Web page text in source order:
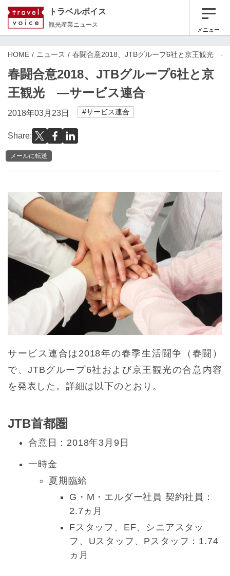
トラベルボイス
観光産業ニュース
メニュー
HOME ニュース 春闘合意2018、JTBグループ6社と京王観光 ―
春闘合意2018、JTBグループ6社と京
王観光 ―サービス連合
2018年03月23日 #サービス連合
Share:
メールに転送
サービス連合は2018年の春季生活闘争（春闘）
で、JTBグループ6社および京王観光の合意内容
を発表した。詳細は以下のとおり。
JTB首都圏
合意日：2018年3月9日
一時金
夏期臨給
G・M・エルダー社員 契約社員：
2.7ヵ月
Fスタッフ、EF、シニアスタッ
フ、Uスタッフ、Pスタッフ：1.74
ヵ月